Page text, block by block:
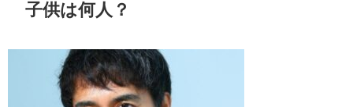
子供は何人？